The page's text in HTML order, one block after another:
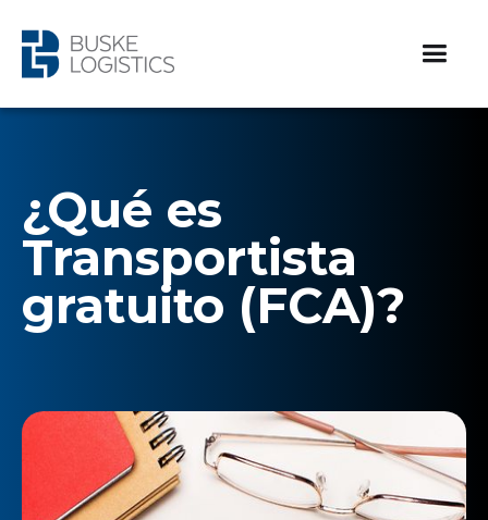
¿Qué es
Transportista
gratuito (FCA)?